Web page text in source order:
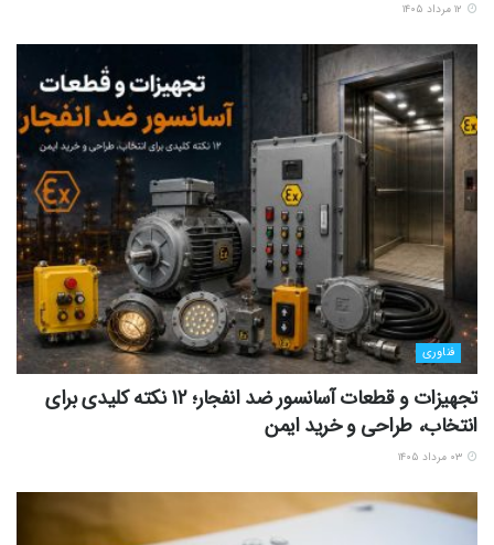
فناوری
تجهیزات و قطعات آسانسور ضد انفجار؛ 12 نکته کلیدی برای
انتخاب، طراحی و خرید ایمن